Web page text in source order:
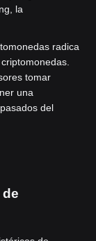
la
radica
tomar
una
del